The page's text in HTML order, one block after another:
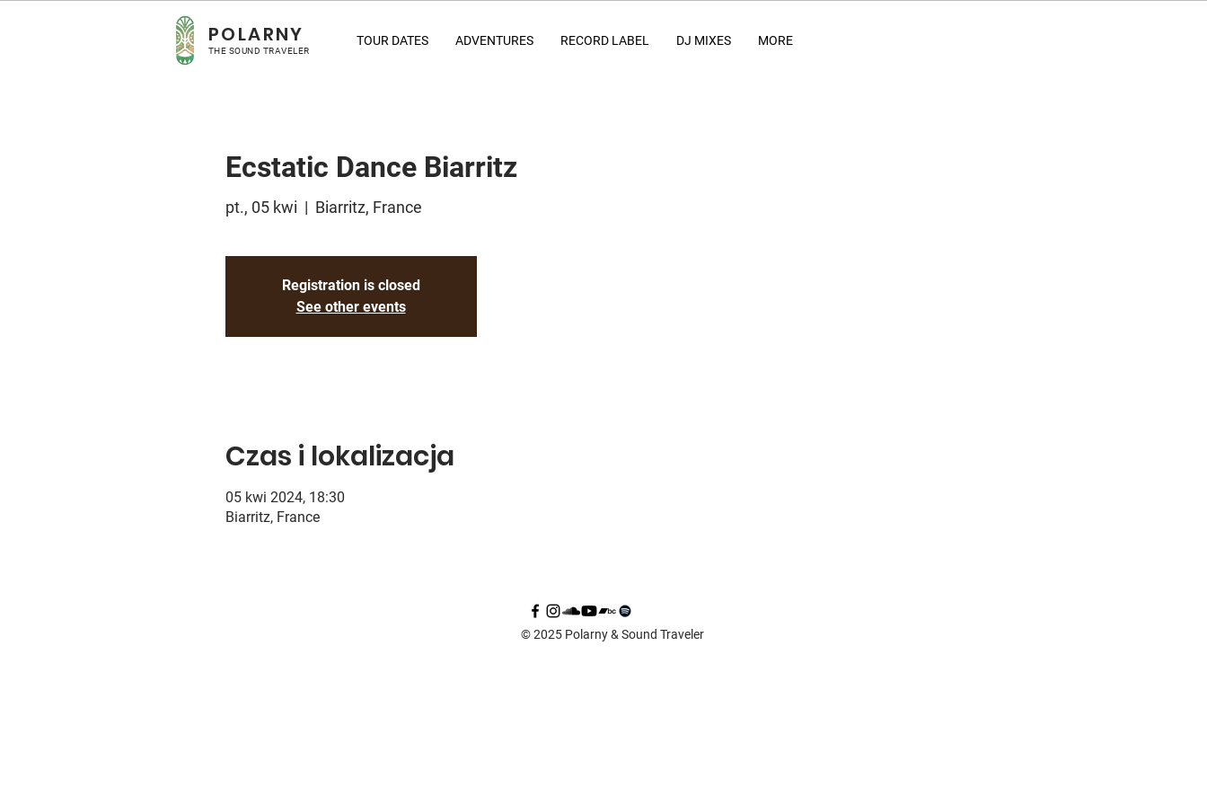
POLARNY
THE SOUND TRAVELER
TOUR DATES ADVENTURES RECORD LABEL DJ MIXES MORE
Ecstatic Dance Biarritz
pt., 05 kwi
  |
Biarritz, France
Registration is closed
See other events
Czas i lokalizacja
05 kwi 2024, 18:30
Biarritz, France
© 2025 Polarny & Sound Traveler